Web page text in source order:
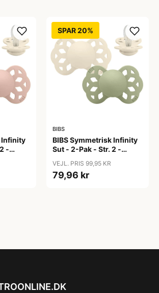
Infinity
-
SPAR 20%
BIBS
BIBS Symmetrisk Infinity
Sut - 2-Pak - Str. 2 -
VEJL. PRIS 99,95 KR
79,96 kr